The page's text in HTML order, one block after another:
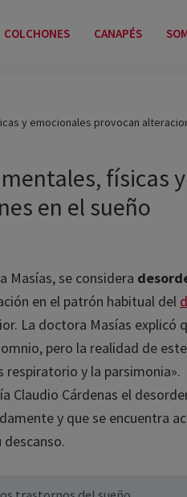
COLCHONES CANAPÉS
y emocionales provocan
físicas
en el sueño
Masías, se considera
en el patrón habitual del
La doctora Masías explicó
pero la realidad de este
y la parsimonia».
Claudio Cárdenas el
y que se encuentra